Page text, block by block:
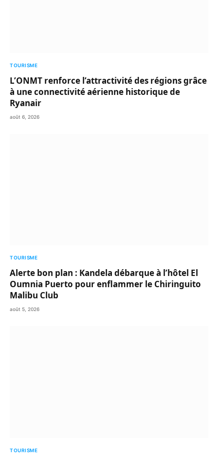
TOURISME
L’ONMT renforce l’attractivité des régions grâce
à une connectivité aérienne historique de
Ryanair
août 6, 2026
TOURISME
Alerte bon plan : Kandela débarque à l’hôtel El
Oumnia Puerto pour enflammer le Chiringuito
Malibu Club
août 5, 2026
TOURISME